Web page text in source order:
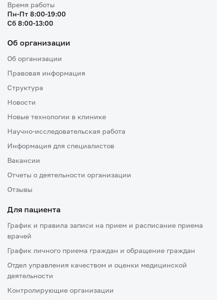
Пн-Пт 8:00-19:00
Cб 8:00-13:00
Время работы
Об организации
Об организации
Правовая информация
Структура
Новости
Новые технологии в клинике
Научно-исследовательская работа
Информация для специалистов
Вакансии
Отчеты о деятельности организации
Отзывы
Для пациента
График и правила записи на прием и расписание приема
врачей
График личного приема граждан и обращение граждан
Отдел управления качеством и оценки медицинской
деятельности
Контролирующие организации